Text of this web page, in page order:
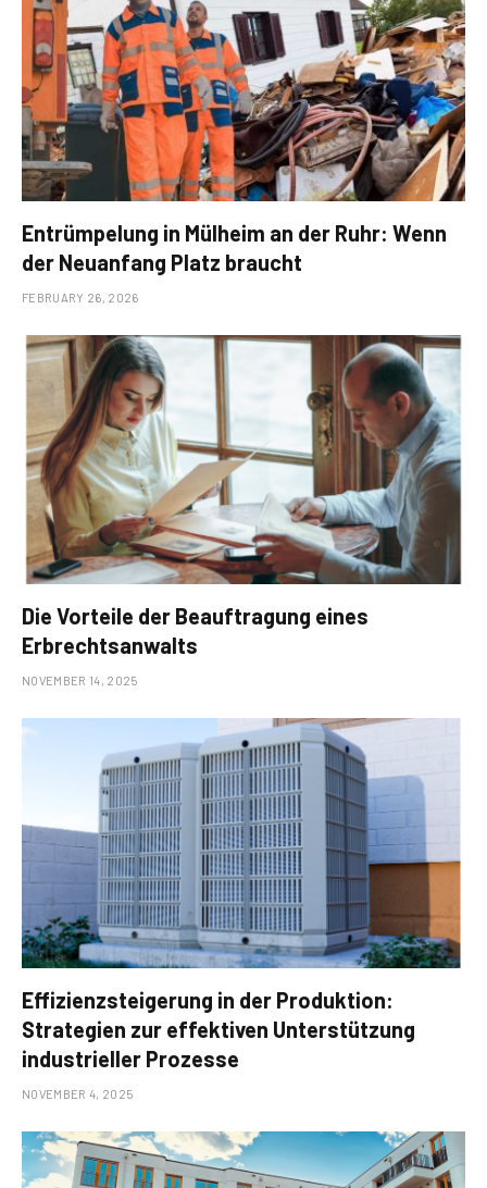
Entrümpelung in Mülheim an der Ruhr: Wenn
der Neuanfang Platz braucht
FEBRUARY 26, 2026
Die Vorteile der Beauftragung eines
Erbrechtsanwalts
NOVEMBER 14, 2025
Effizienzsteigerung in der Produktion:
Strategien zur effektiven Unterstützung
industrieller Prozesse
NOVEMBER 4, 2025